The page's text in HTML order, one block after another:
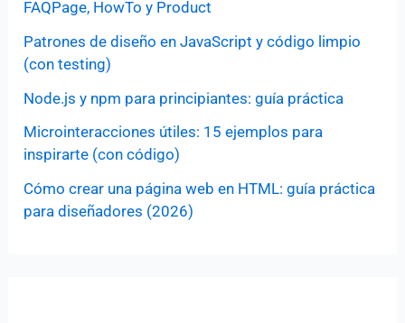
FAQPage, HowTo y Product
Patrones de diseño en JavaScript y código limpio
(con testing)
Node.js y npm para principiantes: guía práctica
Microinteracciones útiles: 15 ejemplos para
inspirarte (con código)
Cómo crear una página web en HTML: guía práctica
para diseñadores (2026)